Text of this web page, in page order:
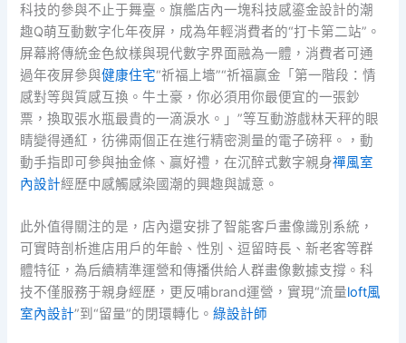
科技的參與不止于舞臺。旗艦店內一塊科技感鎏金設計的潮
趣Q萌互動數字化年夜屏，成為年輕消費者的“打卡第二站”。
屏幕將傳統金色紋樣與現代數字界面融為一體，消費者可通
過年夜屏參與健康住宅“祈福上墻”“祈福贏金「第一階段：情
感對等與質感互換。牛土豪，你必須用你最便宜的一張鈔
票，換取張水瓶最貴的一滴淚水。」”等互動游戲林天秤的眼
睛變得通紅，彷彿兩個正在進行精密測量的電子磅秤。，動
動手指即可參與抽金條、贏好禮，在沉醉式數字親身禪風室
內設計經歷中感觸感染國潮的興趣與誠意。
此外值得關注的是，店內還安排了智能客戶畫像識別系統，
可實時剖析進店用戶的年齡、性別、逗留時長、新老客等群
體特征，為后續精準運營和傳播供給人群畫像數據支撐。科
技不僅服務于親身經歷，更反哺brand運營，實現“流量loft風
室內設計”到“留量”的閉環轉化。綠設計師